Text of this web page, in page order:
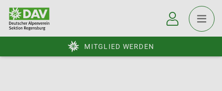
MITGLIED WERDEN